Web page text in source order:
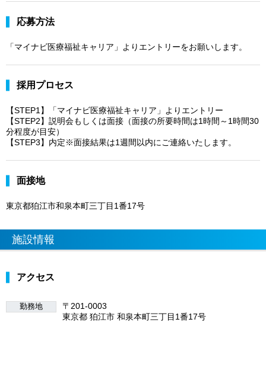
応募方法
「マイナビ医療福祉キャリア」よりエントリーをお願いします。
採用プロセス
【STEP1】「マイナビ医療福祉キャリア」よりエントリー
【STEP2】説明会もしくは面接（面接の所要時間は1時間～1時間30
分程度が目安）
【STEP3】内定※面接結果は1週間以内にご連絡いたします。
面接地
東京都狛江市和泉本町三丁目1番17号
施設情報
アクセス
勤務地
〒201-0003
東京都 狛江市 和泉本町三丁目1番17号